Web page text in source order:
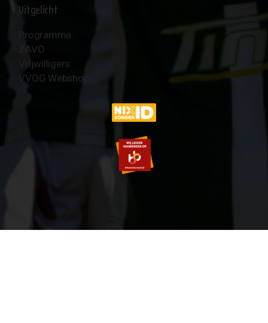
Uitgelicht
Programma
ZAVO
Vrijwilligers
VVOG Webshop